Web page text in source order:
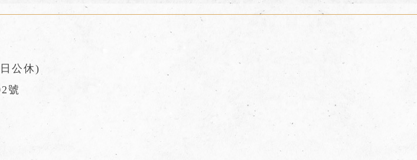
公休)
號